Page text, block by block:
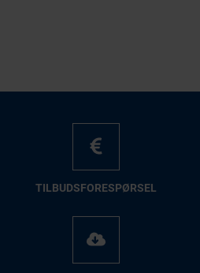
TILBUDSFORESPØRSEL